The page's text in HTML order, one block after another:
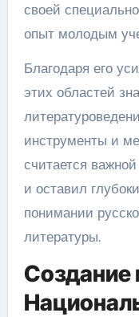
своей
опыт молодым
Благодаря его
этих областей
инструменты и
считается
и оставил
понимании
литературы.
Создание